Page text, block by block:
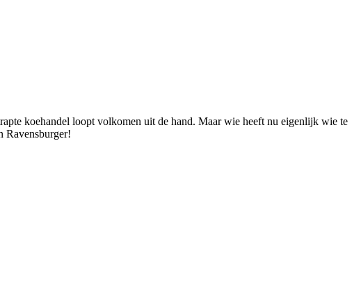
koehandel loopt volkomen uit de hand. Maar wie heeft nu eigenlijk wie te
Ravensburger!